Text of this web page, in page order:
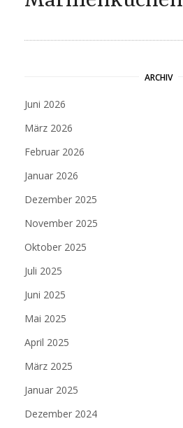
ARCHIV
Juni 2026
März 2026
Februar 2026
Januar 2026
Dezember 2025
November 2025
Oktober 2025
Juli 2025
Juni 2025
Mai 2025
April 2025
März 2025
Januar 2025
Dezember 2024